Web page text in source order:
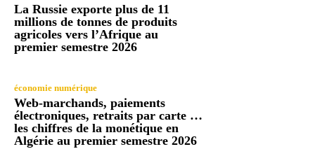
La Russie exporte plus de 11
millions de tonnes de produits
agricoles vers l’Afrique au
premier semestre 2026
économie numérique
Web-marchands, paiements
électroniques, retraits par carte …
les chiffres de la monétique en
Algérie au premier semestre 2026